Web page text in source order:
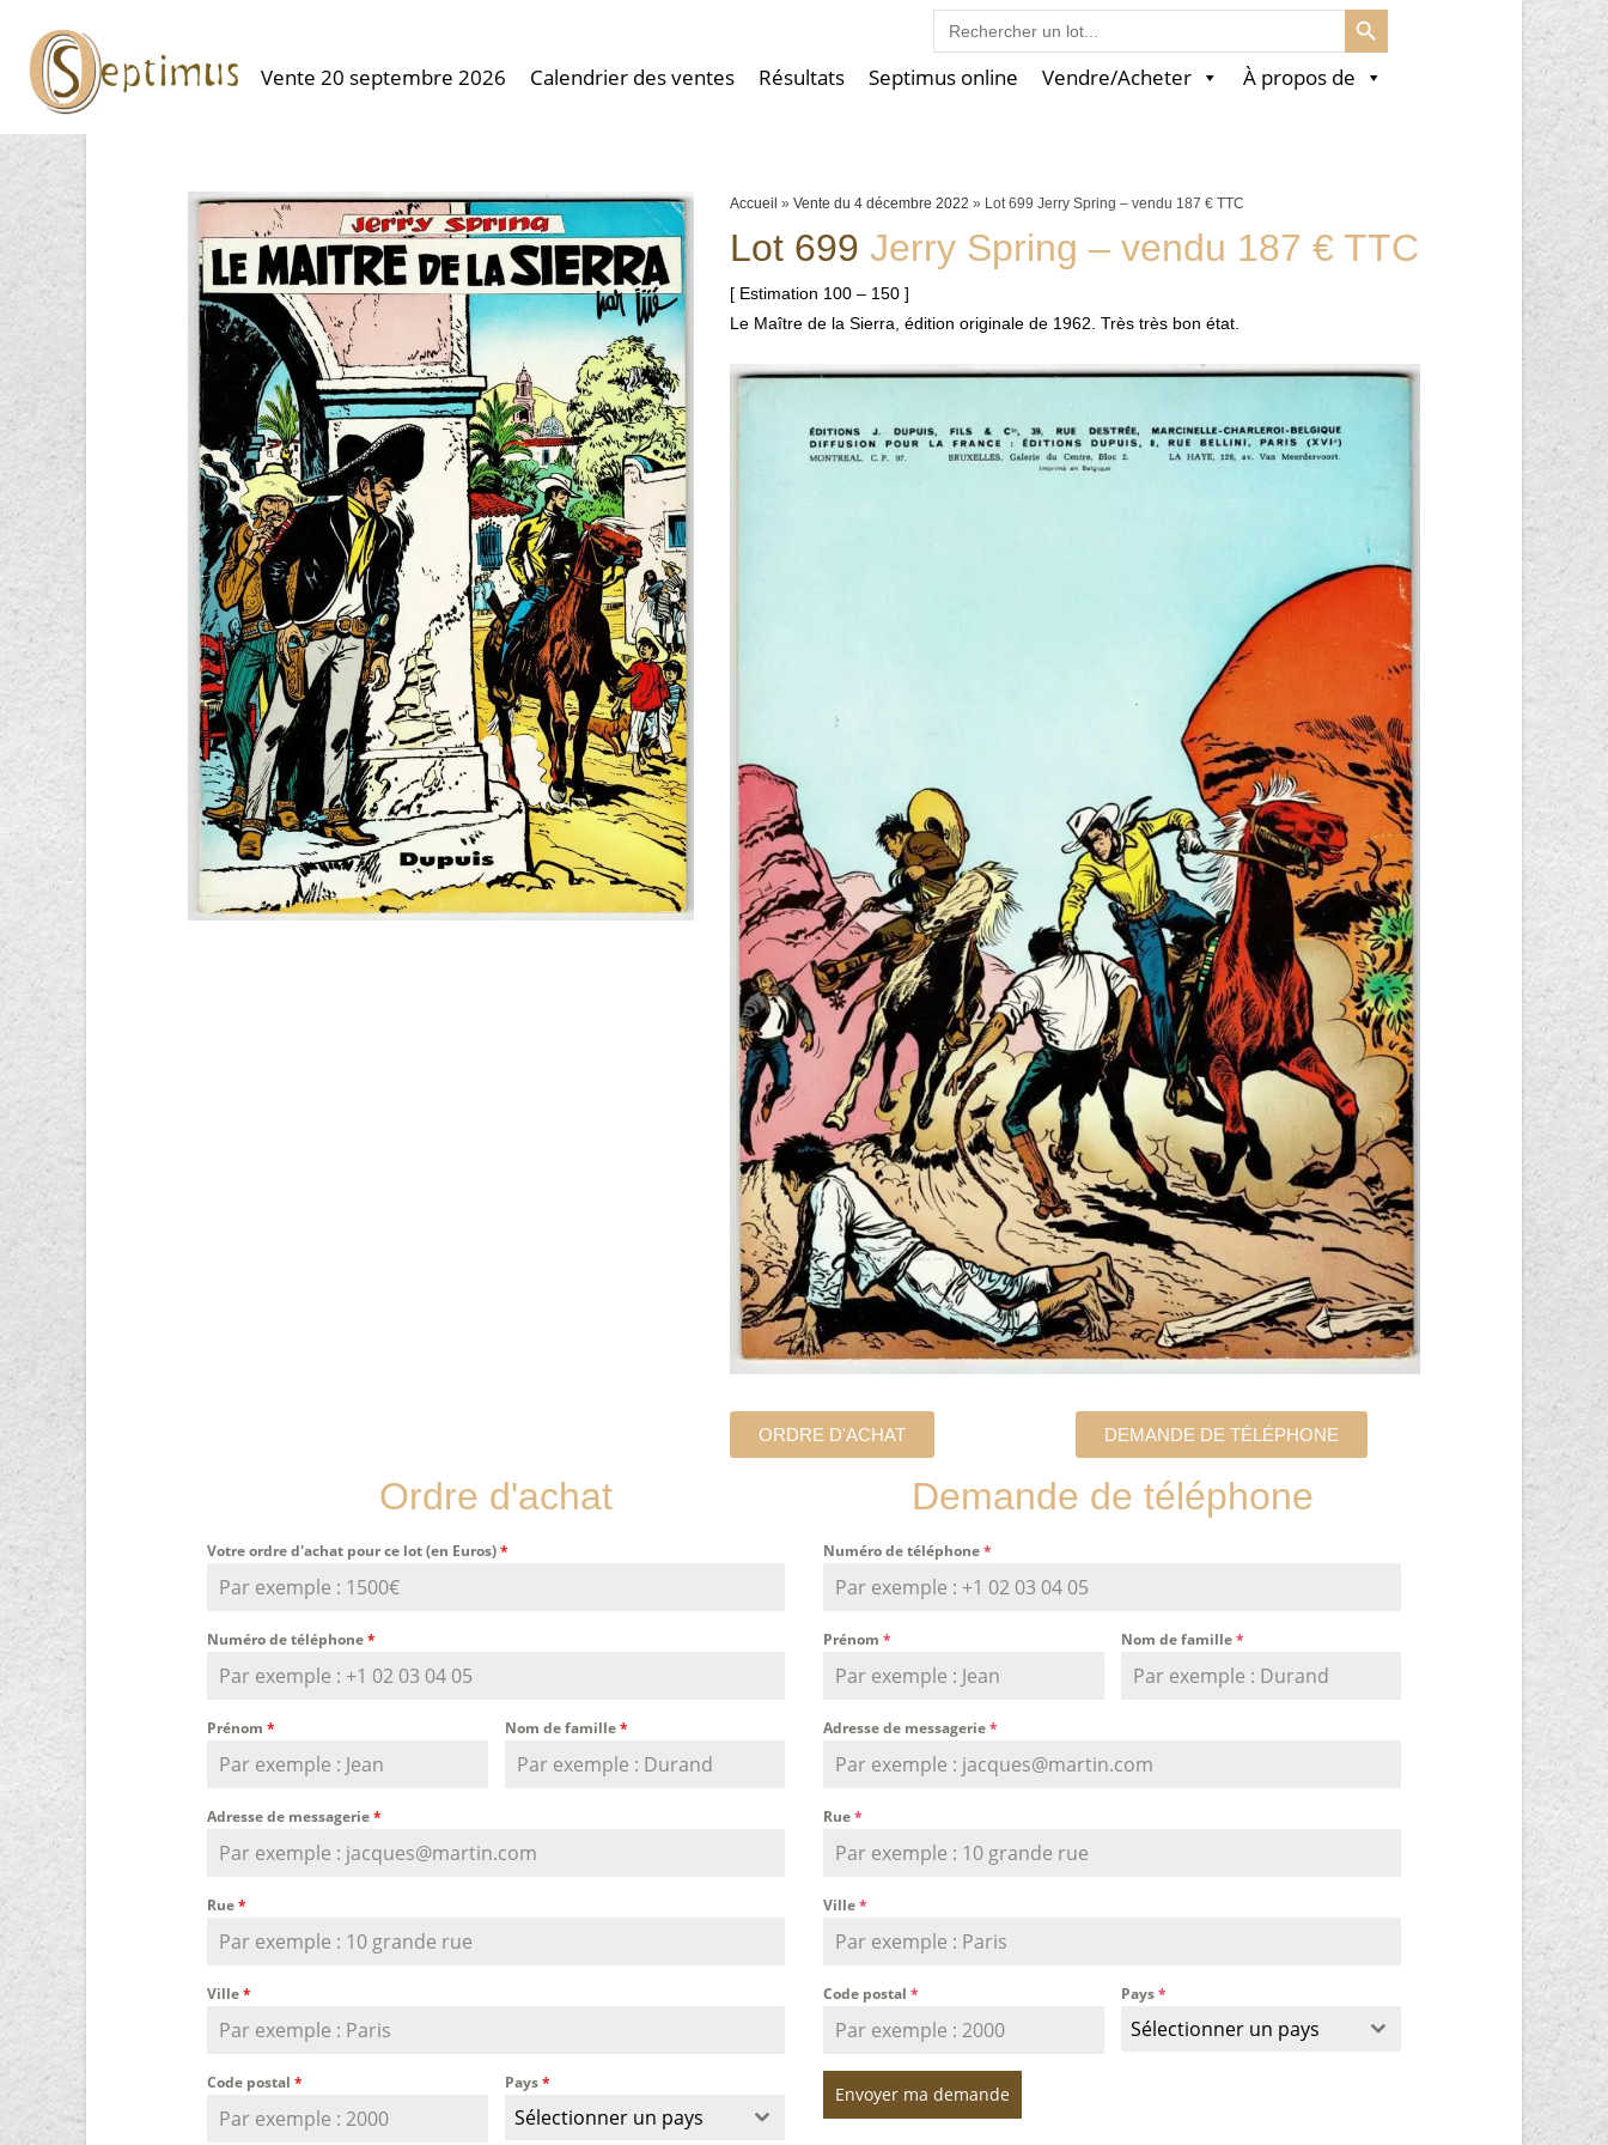
Search
for:
SEARCH BUTTON
Vente 20 septembre 2026 Calendrier des ventes Résultats Septimus online Vendre/Acheter À propos de
Accueil »Vente du 4 décembre 2022 » Lot 699 Jerry Spring – vendu 187 € TTC
Lot 699 Jerry Spring – vendu 187 € TTC
[ Estimation 100 – 150 ]
Le Maître de la Sierra, édition originale de 1962. Très très bon état.
ORDRE D'ACHAT DEMANDE DE TÉLÉPHONE
Ordre d'achat
Votre ordre d'achat pour ce lot (en Euros)*
Numéro de téléphone*
Prénom * Nom de famille*
Adresse de messagerie*
Rue*
Ville*
Code postal * Pays*
Sélectionner un pays
Demande de téléphone
Numéro de téléphone*
Prénom * Nom de famille*
Adresse de messagerie*
Rue*
Ville*
Code postal * Pays*
Sélectionner un pays
Envoyer ma demande